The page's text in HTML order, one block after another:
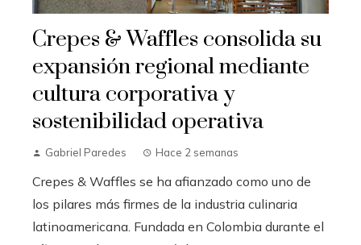
Crepes & Waffles consolida su
expansión regional mediante
cultura corporativa y
sostenibilidad operativa
Gabriel Paredes Hace 2 semanas
Crepes & Waffles se ha afianzado como uno de
los pilares más firmes de la industria culinaria
latinoamericana. Fundada en Colombia durante el